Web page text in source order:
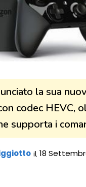
la sua
codec HEVC,
supporta i
il 18